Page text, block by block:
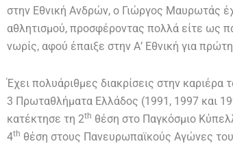
στην Εθνική Ανδρών, ο Γιώργος Μαυρωτάς
αθλητισμού, προσφέροντας πολλά είτε ως
νωρίς, αφού έπαιξε στην Α’ Εθνική για
Έχει πολυάριθμες διακρίσεις στην
3 Πρωταθλήματα Ελλάδος (1991, 1997 και
κατέκτησε τη 2th θέση στο Παγκόσμιο
4th θέση στους Πανευρωπαϊκούς Αγώνες